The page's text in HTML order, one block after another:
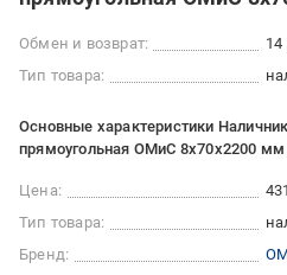
Обмен и возврат:
Тип товара:
Основные характеристики
прямоугольная ОМиС 8х70х2200 мм
Цена:
Тип товара:
Бренд: